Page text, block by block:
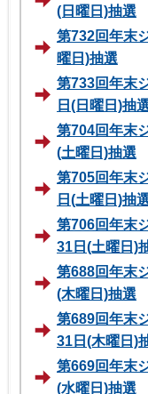
(日曜日)抽選
第732回年末
曜日)抽選
第733回年末
日(日曜日)抽
第704回年末
(土曜日)抽選
第705回年末
日(土曜日)抽
第706回年末
31日(土曜日)
第688回年末
(木曜日)抽選
第689回年末
31日(木曜日)
第669回年末
(水曜日)抽選